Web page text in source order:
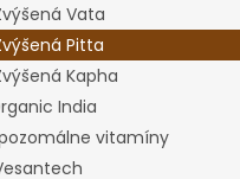
Vata
Pitta
Kapha
India
vitamíny